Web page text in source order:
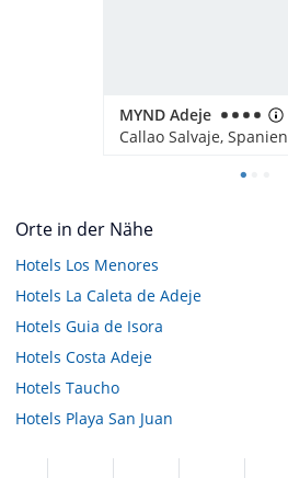
MYND Adeje
Callao Salvaje, Spanien
Orte in der Nähe
Hotels Los Menores
Hotels La Caleta de Adeje
Hotels Guia de Isora
Hotels Costa Adeje
Hotels Taucho
Hotels Playa San Juan